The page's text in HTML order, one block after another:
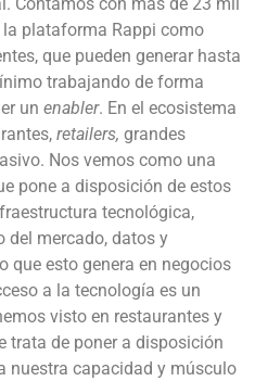
plataforma Rappi como
que pueden generar hasta
trabajando de forma
un enabler. En el ecosistema
retailers, grandes
Nos vemos como una
pone a disposición de estos
tecnológica,
del mercado, datos y
que esto genera en negocios
a la tecnología es un
visto en restaurantes y
trata de poner a disposición
nuestra capacidad y músculo